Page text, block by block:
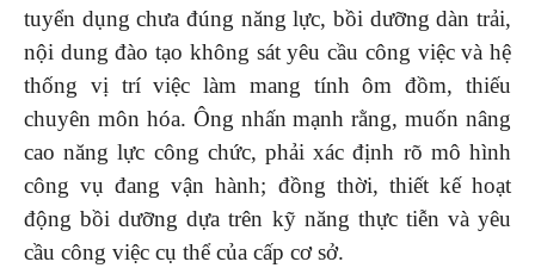
tuyển dụng chưa đúng năng lực, bồi dưỡng dàn trải,
nội dung đào tạo không sát yêu cầu công việc và hệ
thống vị trí việc làm mang tính ôm đồm, thiếu
chuyên môn hóa. Ông nhấn mạnh rằng, muốn nâng
cao năng lực công chức, phải xác định rõ mô hình
công vụ đang vận hành; đồng thời, thiết kế hoạt
động bồi dưỡng dựa trên kỹ năng thực tiễn và yêu
cầu công việc cụ thể của cấp cơ sở.